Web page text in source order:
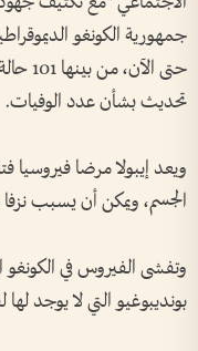
حتى
تحديث بشأن عدد الوفيات.
ويعد إيبولا مرضا فيروسيا
الجسم، ويمكن أن يسبب
بونديبوغيو التي لا يوجد